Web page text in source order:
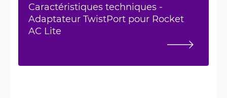
Caractéristiques techniques -
Adaptateur TwistPort pour Rocket
AC Lite